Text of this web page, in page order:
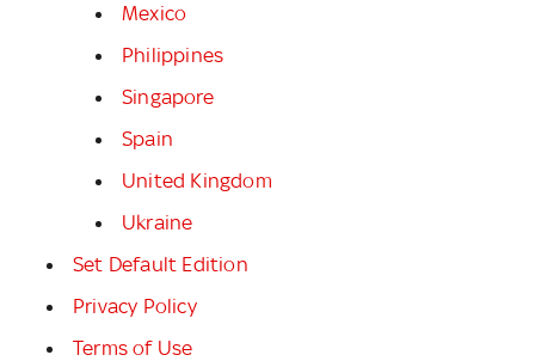
Mexico
Philippines
Singapore
Spain
United Kingdom
Ukraine
Set Default Edition
Privacy Policy
Terms of Use